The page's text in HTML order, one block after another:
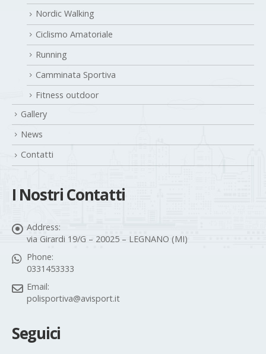
Nordic Walking
Ciclismo Amatoriale
Running
Camminata Sportiva
Fitness outdoor
Gallery
News
Contatti
I Nostri Contatti
Address:
via Girardi 19/G – 20025 – LEGNANO (MI)
Phone:
0331453333
Email:
polisportiva@avisport.it
Seguici